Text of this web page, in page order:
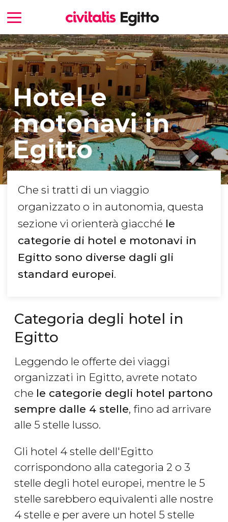
Hotel e
motonavi in
Egitto
Che si tratti di un viaggio
organizzato o in autonomia, questa
sezione vi orienterà giacché le
categorie di hotel e motonavi in
Egitto sono diverse dagli gli
standard europei.
Categoria degli hotel in
Egitto
Leggendo le offerte dei viaggi
organizzati in Egitto, avrete notato
che le categorie degli hotel partono
sempre dalle 4 stelle, fino ad arrivare
alle 5 stelle lusso.
Gli hotel 4 stelle dell'Egitto
corrispondono alla categoria 2 o 3
stelle degli hotel europei, mentre le 5
stelle sarebbero equivalenti alle nostre
4 stelle e per avere un hotel 5 stelle